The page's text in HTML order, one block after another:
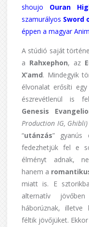
shoujo Ouran
szamurályos Sword
éppen a magyar
A stúdió saját
a Rahxephon, az
X’amd. Mindegyik
élvonalat erősíti egy
észrevétlenül is
Genesis
Production IG, Ghibli)
“utánzás” gyanús
fedezhetjük fel e
élményt adnak,
hanem a
miatt is. E
alternatív
háborúznak, illetve
féltik jövőjüket.